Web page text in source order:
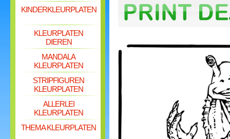
KINDERKLEURPLATEN
KLEURPLATEN
DIEREN
MANDALA
KLEURPLATEN
STRIPFIGUREN
KLEURPLATEN
ALLERLEI
KLEURPLATEN
THEMA KLEURPLATEN